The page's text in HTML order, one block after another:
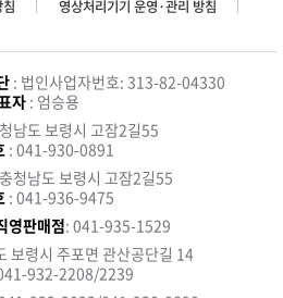
영상처리기기 운영·관리 방침
: 법인사업자번호: 313-82-04330
자: 엄승용
남도 보령시 고잠2길55
: 041-930-0891
청남도 보령시 고잠2길55
: 041-936-9475
영판매점: 041-935-1529
보령시 주포면 관산공단길 14
932-2208/2239